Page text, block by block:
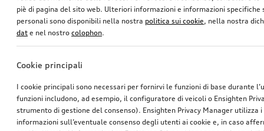
piè di pagina del sito web. Ulteriori informazioni e informazioni specifiche
personali sono disponibili nella nostra politica sui cookie, nella nostra
dat e nel nostro colophon.
Cookie principali
I cookie principali sono necessari per fornirvi le funzioni di base durante
funzioni includono, ad esempio, il configuratore di veicoli o Ensighten
strumento di gestione del consenso). Ensighten Privacy Manager utilizza
informazioni sull’eventuale consenso degli utenti ai cookie e, in caso